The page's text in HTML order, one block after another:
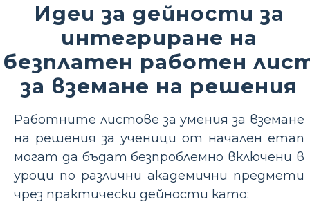
Идеи за дейности за
интегриране на
безплатен работен
за вземане на решения
Работните листове за умения за вземане
на решения за ученици от начален етап
могат да бъдат безпроблемно включени в
уроци по различни академични предмети
чрез практически дейности като: